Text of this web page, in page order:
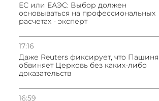
ЕС или ЕАЭС: Выбор должен
основываться на профессиональных
расчетах - эксперт
17:16
Даже Reuters фиксирует, что
обвиняет Церковь без каких-либо
доказательств
16:59